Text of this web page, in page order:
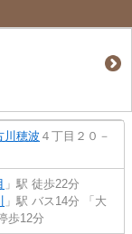
川穂波 ４丁目２０－
」駅 徒歩22分
」駅 バス14分 「大
歩12分